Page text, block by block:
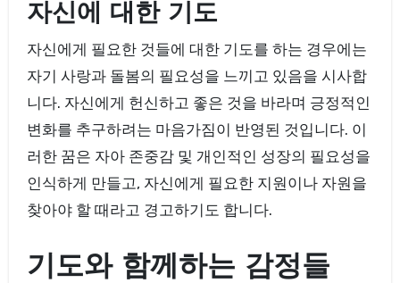
자신에 대한 기도
자신에게 필요한 것들에 대한 기도를 하는 경우에는
자기 사랑과 돌봄의 필요성을 느끼고 있음을 시사합
니다. 자신에게 헌신하고 좋은 것을 바라며 긍정적인
변화를 추구하려는 마음가짐이 반영된 것입니다. 이
러한 꿈은 자아 존중감 및 개인적인 성장의 필요성을
인식하게 만들고, 자신에게 필요한 지원이나 자원을
찾아야 할 때라고 경고하기도 합니다.
기도와 함께하는 감정들